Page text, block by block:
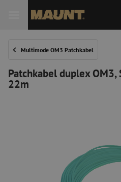
Multimode OM3 Patchkabel
Patchkabel duplex OM3,
22m